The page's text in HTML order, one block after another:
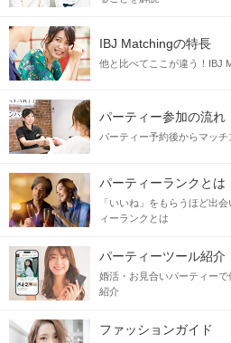
IBJ Matchingの特長
他と比べてここが違う！IBJ
パーティー参加の流れ
パーティー予約後からマッ
パーティーランクとは
「いいね」をもらうほど出
ィーランクとは
パーティーツール紹介
婚活・お見合いパーティー
紹介
ファッションガイド